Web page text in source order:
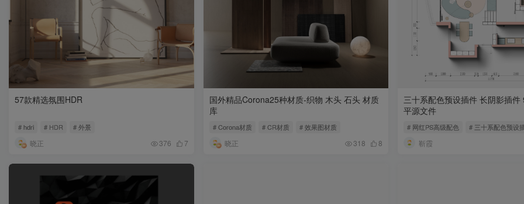
57款精选氛围HDR
# hdri # HDR # 外景
晓正 376 7
国外精品Corona25种材质-织物 木头 石头 材质
库
# Corona材质 # CR材质 # 效果图材质
晓正 318 8
三十系配色预设插件 长阴影插件
平源文件
# 网红PS高级配色 # 三十系配色预设
靳霞